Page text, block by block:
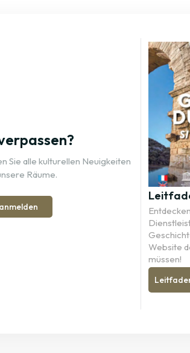
Sie alle kulturellen Neuigkeiten
Räume.
Website
müssen!